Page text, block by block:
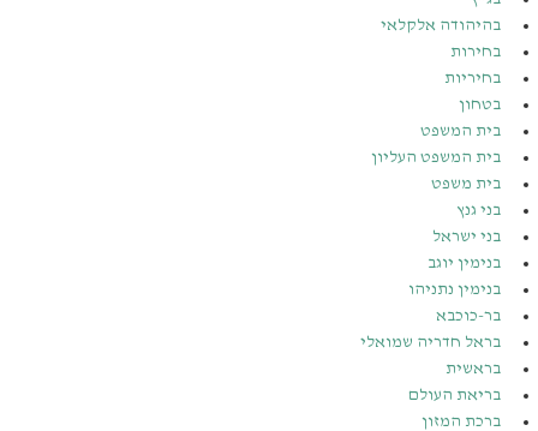
בהיהודה אלקלאי
בחירות
בחיריות
בטחון
בית המשפט
בית המשפט העליון
בית משפט
בני גנץ
בני ישראל
בנימין יוגב
בנימין נתניהו
בר-כוכבא
בראל חדריה שמואלי
בראשית
בריאת העולם
ברכת המזון